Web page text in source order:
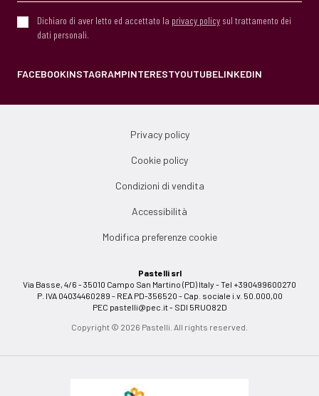
Dichiaro di aver letto ed accettato la privacy policy sul trattamento dei
dati personali.
FACEBOOKINSTAGRAMPINTERESTYOUTUBELINKEDIN
Privacy policy
Cookie policy
Condizioni di vendita
Accessibilità
Modifica preferenze cookie
Pastelli srl
Via Basse, 4/6 - 35010 Campo San Martino (PD) Italy - Tel +390499600270
P. IVA 04034460289 - REA PD-356520 - Cap. sociale i.v. 50.000,00
PEC pastelli@pec.it- SDI 5RUO82D
Copyright © 2026 Pastelli. All rights reserved.